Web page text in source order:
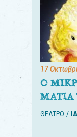
17
Ο
ΜΑΤΙΑ
ΘΕΑΤΡΟ